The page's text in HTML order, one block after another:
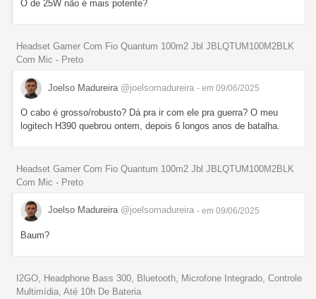
O de 25W não é mais potente?
Headset Gamer Com Fio Quantum 100m2 Jbl JBLQTUM100M2BLK
Com Mic - Preto
Joelso Madureira @joelsomadureira - em 09/06/2025
O cabo é grosso/robusto? Dá pra ir com ele pra guerra? O meu
logitech H390 quebrou ontem, depois 6 longos anos de batalha.
Headset Gamer Com Fio Quantum 100m2 Jbl JBLQTUM100M2BLK
Com Mic - Preto
Joelso Madureira @joelsomadureira - em 09/06/2025
Baum?
I2GO, Headphone Bass 300, Bluetooth, Microfone Integrado, Controle
Multimídia, Até 10h De Bateria